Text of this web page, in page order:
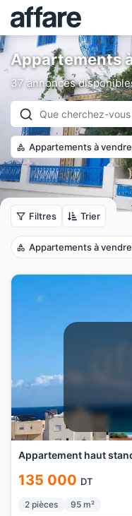
Appartements
37 annonces
Appartements à vendre
Filtres Trier
Appartements à vendre
Appartement haut
135 000 DT
2 pièces 95 m²